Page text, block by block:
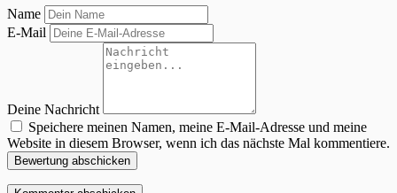
Name
E-Mail
Deine Nachricht
Speichere meinen Namen, meine E-Mail-Adresse und meine
Website in diesem Browser, wenn ich das nächste Mal kommentiere.
Bewertung abschicken